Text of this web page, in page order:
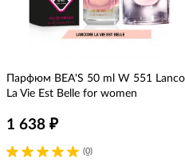
Парфюм BEA'S 50 ml W 551
La Vie Est Belle for women
(0)
1 638 ₽